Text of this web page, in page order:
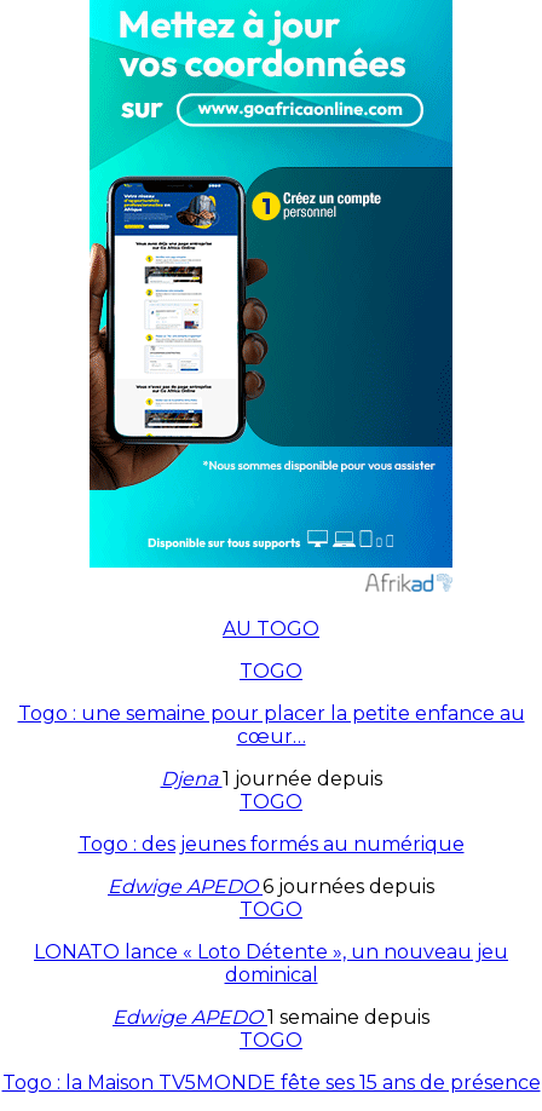
AU TOGO
TOGO
Togo : une semaine pour placer la petite enfance au
cœur…
Djena1 journée depuis
TOGO
Togo : des jeunes formés au numérique
Edwige APEDO6 journées depuis
TOGO
LONATO lance « Loto Détente », un nouveau jeu
dominical
Edwige APEDO1 semaine depuis
TOGO
Togo : la Maison TV5MONDE fête ses 15 ans de présence